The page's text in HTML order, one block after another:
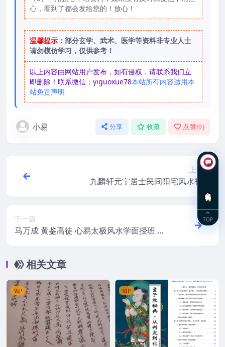
心，看到了都会发给您的！放心！
温馨提示： 部分玄学、武术、医学等资料非专业人士
请勿模仿学习，仅供参考！
以上内容由网站用户发布，如有侵权，请联系我们立
即删除！联系微信：yiguoxue78本站所有内容适用本
站免责声明
小易 分享 收藏 点赞(0)
上一篇
九麟轩元宁居士民间阳宅风水视频
下一篇
马万成 黄鉴高徒 心易太极风水学面授班 录
相关文章
VIP VIP
TOP